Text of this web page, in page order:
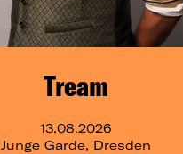
Tream
13.08.2026
Junge Garde, Dresden